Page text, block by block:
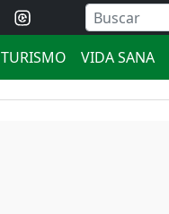
TURISMO VIDA SANA